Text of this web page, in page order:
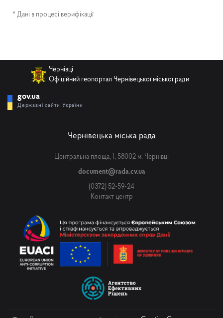
* Дані в процесі верифікації
Чернівці
Офіційний геопортал Чернівецької міської ради
gov.ua
Державні сайти України
Чернівецька міська рада
Центральна площа, 1, 58002 м. Чернівці
document@rada.cv.ua
(0372) 52-59-24
Контакт центр